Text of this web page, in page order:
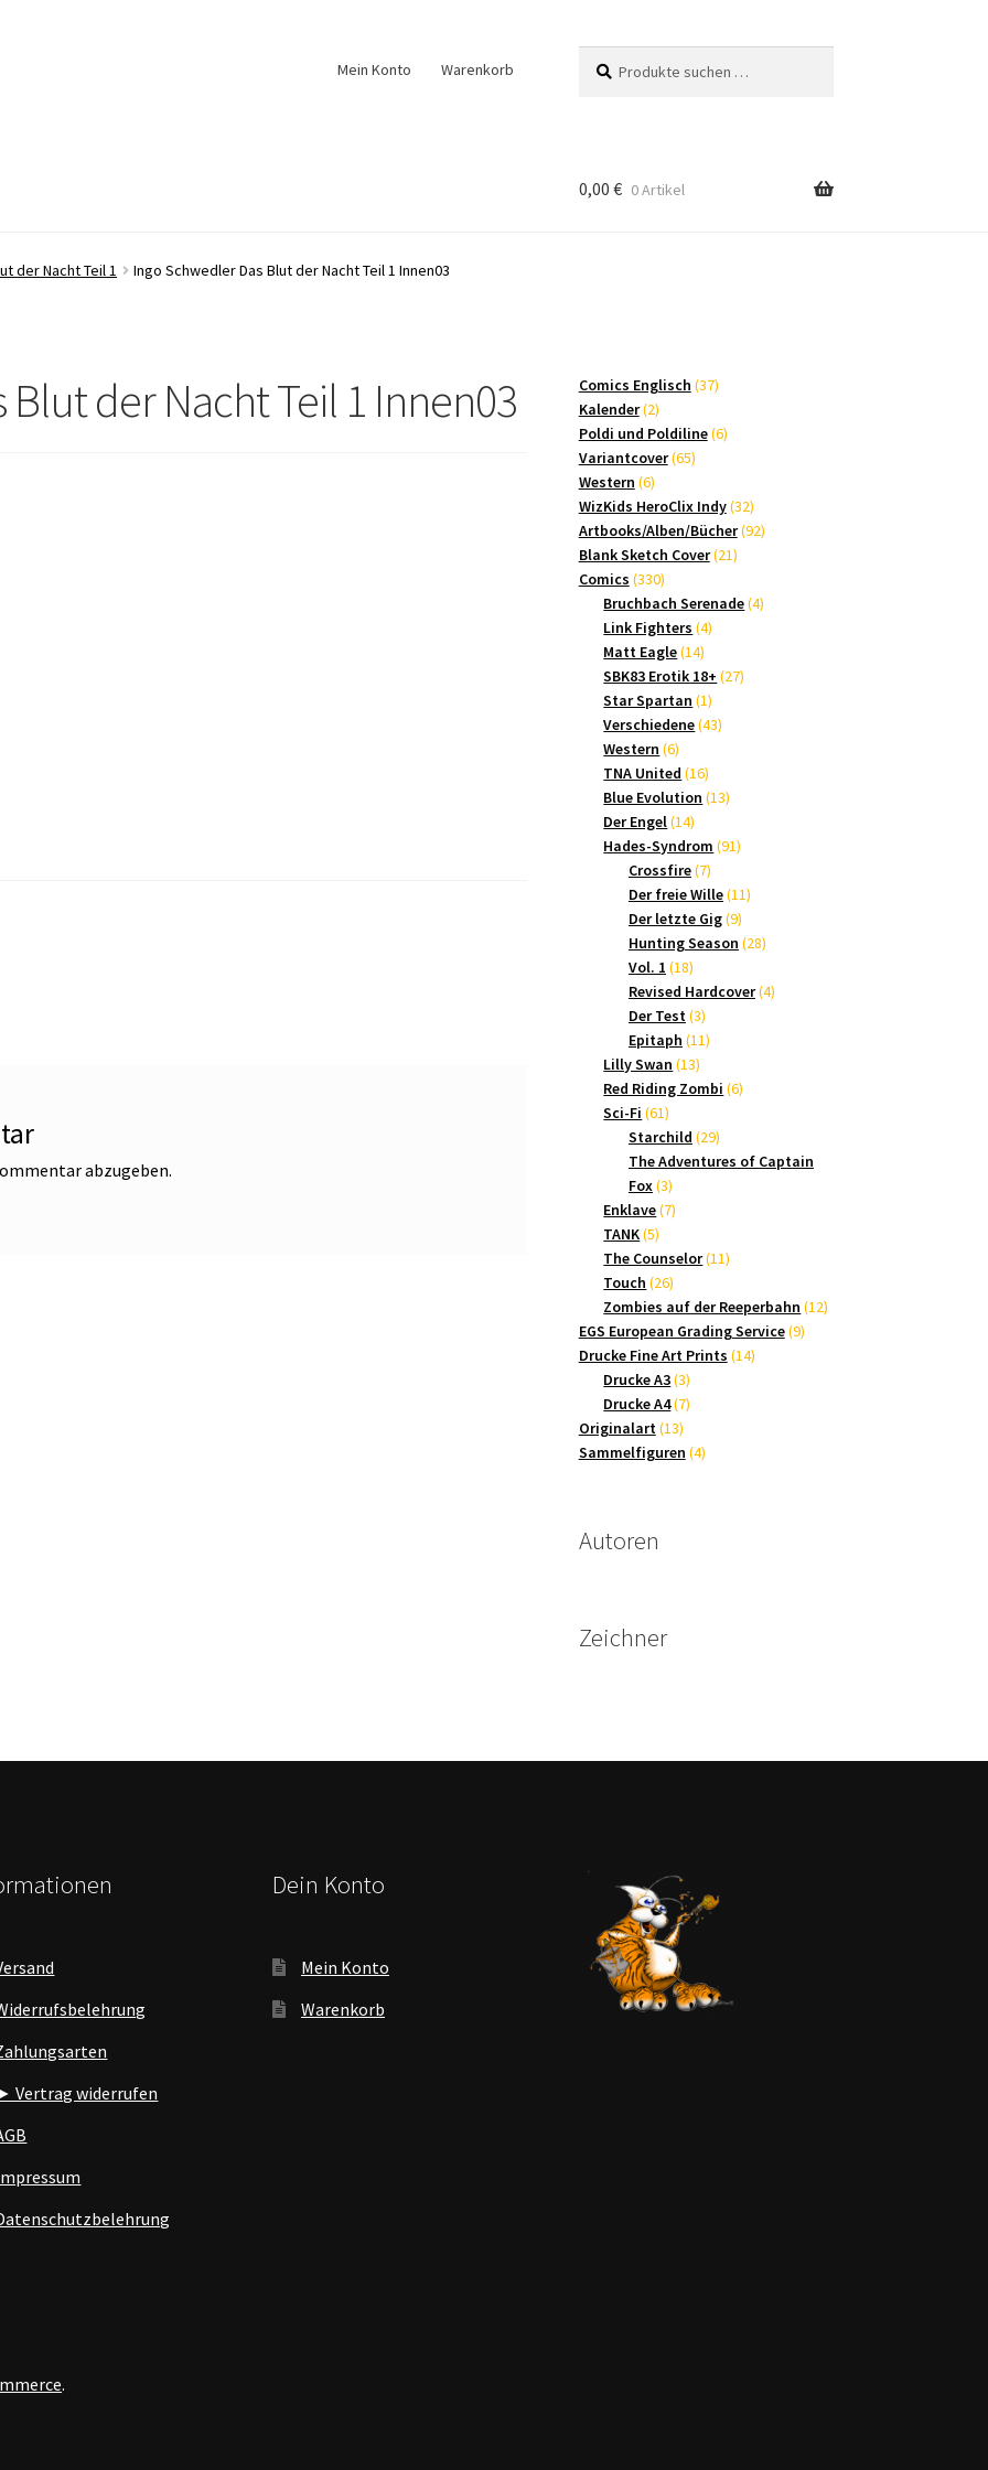
Mein Konto Warenkorb
nach:
0,00 € 0 Artikel
der Nacht Teil 1 Ingo Schwedler Das Blut der Nacht Teil 1 Innen03
der Nacht Teil 1 Innen03
abzugeben.
Comics Englisch 3737
Kalender 22
Produkte
Poldi und Poldiline 66
Variantcover 6565
Western 66
Produkte
WizKids HeroClix Indy 3232
Produkte
Artbooks/Alben/Bücher 9292
Blank Sketch Cover 2121
Comics 330330
Produkte
Bruchbach Serenade 44
Link Fighters 44
Matt Eagle 1414
Produkte
SBK83 Erotik 18+ 2727
Star Spartan 11
Produkt
Verschiedene 4343
Western 66
Produkte
TNA United 1616
Produkte
Blue Evolution 1313
Der Engel 1414
Produkte
Hades-Syndrom 9191
Crossfire 77
Produkte
Der freie Wille 1111
Der letzte Gig 99
Produkte
Hunting Season 2828
Vol. 1 1818
Produkte
Revised Hardcover 44
Der Test 33
Produkte
Epitaph 1111
Lilly Swan 1313
Produkte
Red Riding Zombi 66
Sci-Fi 6161
Produkte
Starchild 2929
Produkte
The Adventures of Captain
Fox 33
Produkte
Enklave 77
TANK 55
Produkte
The Counselor 1111
Touch 2626
Produkte
Zombies auf der Reeperbahn 1212
EGS European Grading Service 99
Drucke Fine Art Prints 1414
Drucke A3 33
Produkte
Drucke A4 77
Originalart 1313
Produkte
Sammelfiguren 44
Autoren
Zeichner
Vertrag widerrufen
Dein Konto
Mein Konto
Warenkorb
.